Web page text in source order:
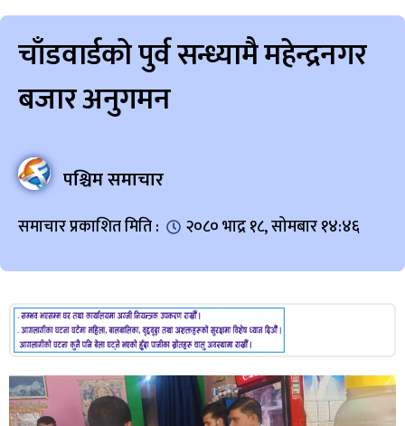
चाँडवार्डको पुर्व सन्ध्यामै महेन्द्रनगर
बजार अनुगमन
पश्चिम समाचार
समाचार प्रकाशित मिति : २०८० भाद्र १८, सोमबार १४:४६